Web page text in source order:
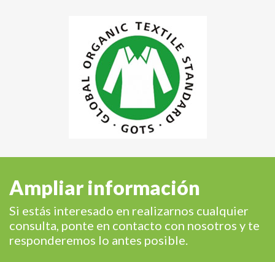
Ampliar información
Si estás interesado en realizarnos cualquier
consulta, ponte en contacto con nosotros y te
responderemos lo antes posible.